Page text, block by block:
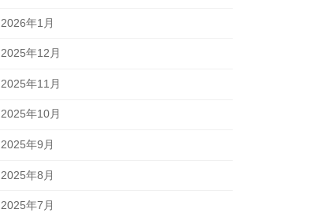
2026年1月
2025年12月
2025年11月
2025年10月
2025年9月
2025年8月
2025年7月